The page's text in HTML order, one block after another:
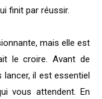
finit par réussir.
mais elle est
le croire. Avant de
il est essentiel
vous attendent. En